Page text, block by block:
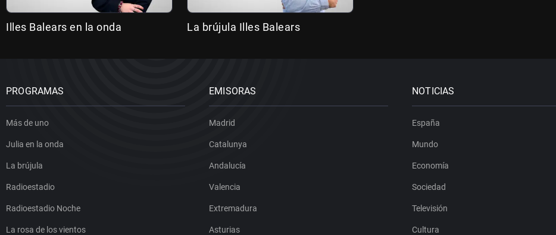
Illes Balears en la onda La brújula Illes Balears
PROGRAMAS
Más de uno
Julia en la onda
La brújula
Radioestadio
Radioestadio Noche
La rosa de los vientos
EMISORAS
Madrid
Catalunya
Andalucía
Valencia
Extremadura
Asturias
NOTICIAS
España
Mundo
Economía
Sociedad
Televisión
Cultura